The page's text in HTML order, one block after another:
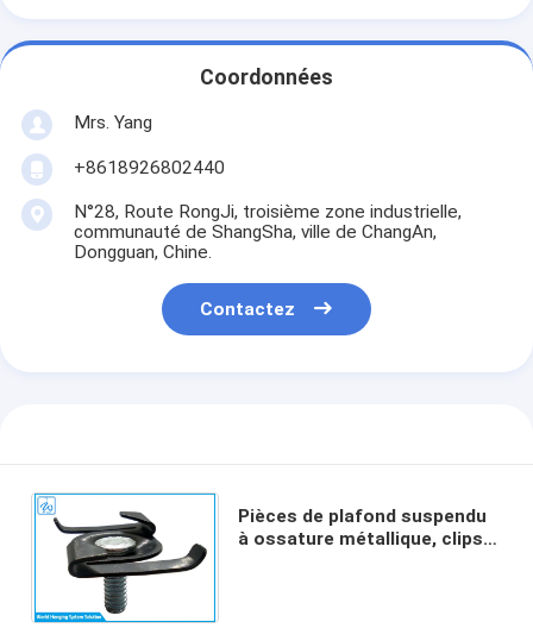
Coordonnées
Mrs. Yang
+8618926802440
N°28, Route RongJi, troisième zone industrielle,
communauté de ShangSha, ville de ChangAn,
Dongguan, Chine.
Contactez
Pièces de plafond suspendu
à ossature métallique, clips